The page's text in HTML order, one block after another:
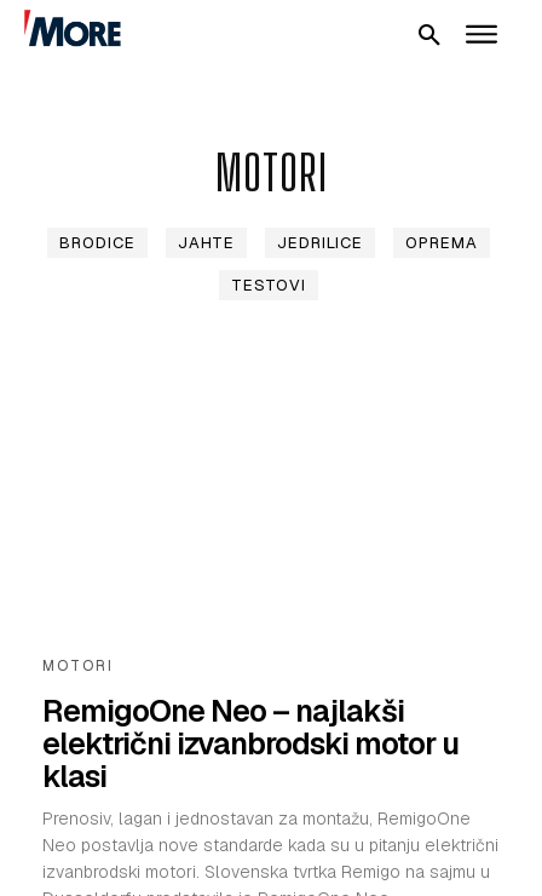
SHOP
MOTORI
BRODICE JAHTE JEDRILICE OPREMA
TESTOVI
MOTORI
RemigoOne Neo – najlakši
električni izvanbrodski motor u
klasi
Prenosiv, lagan i jednostavan za montažu, RemigoOne
Neo postavlja nove standarde kada su u pitanju električni
izvanbrodski motori. Slovenska tvrtka Remigo na sajmu u